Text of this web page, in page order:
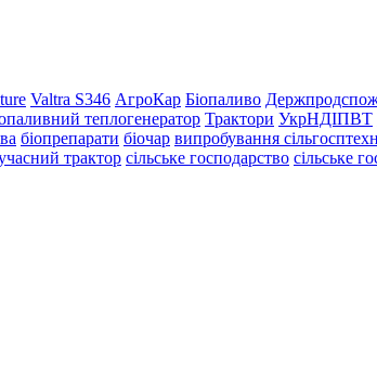
Valtra S346 АгроКар Біопаливо
теплогенератор Трактори УкрНДІПВТ
біопрепарати біочар випробування
трактор сільське господарство сільське